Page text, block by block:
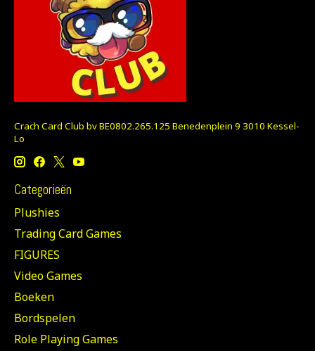
Crach Card Club bv BE0802.265.125 Benedenplein 9 3010 Kessel-
Lo
Categorieën
Plushies
Trading Card Games
FIGURES
Video Games
Boeken
Bordspelen
Role Playing Games